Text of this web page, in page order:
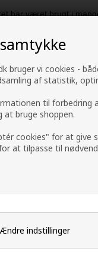
bruger vi cookies -
af statistik,
til forbedring
bruge shoppen.
cookies" for at give
at tilpasse til
Ændre indstillinger
har været brugt i
glattejern i
kommer i flere
serien, men de øvrige
Køb